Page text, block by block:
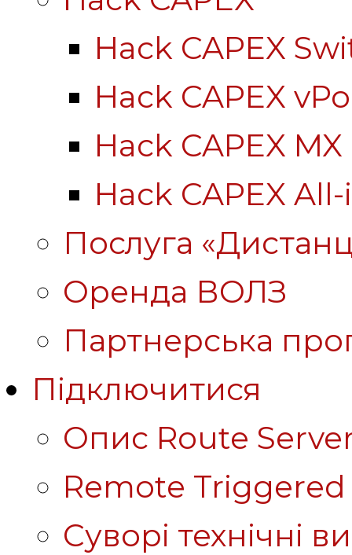
Hack CAPEX
Hack CAPEX
Hack CAPEX MX
Hack CAPEX
Послуга
Оренда ВОЛЗ
Партнерська
Підключитися
Опис Route
Remote
Суворі технічні